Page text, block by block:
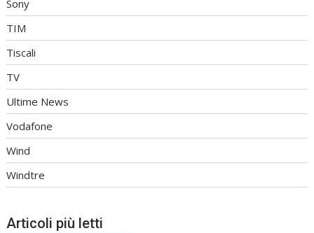
Sony
TIM
Tiscali
TV
Ultime News
Vodafone
Wind
Windtre
Articoli più letti